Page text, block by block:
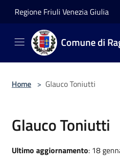
Regione Friuli Venezia Giulia
Comune di
Home > Glauco Toniutti
Glauco Toniutti
Ultimo aggiornamento: 18